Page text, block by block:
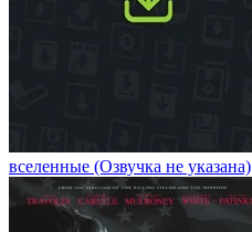
вселенные (Озвучка не указана)